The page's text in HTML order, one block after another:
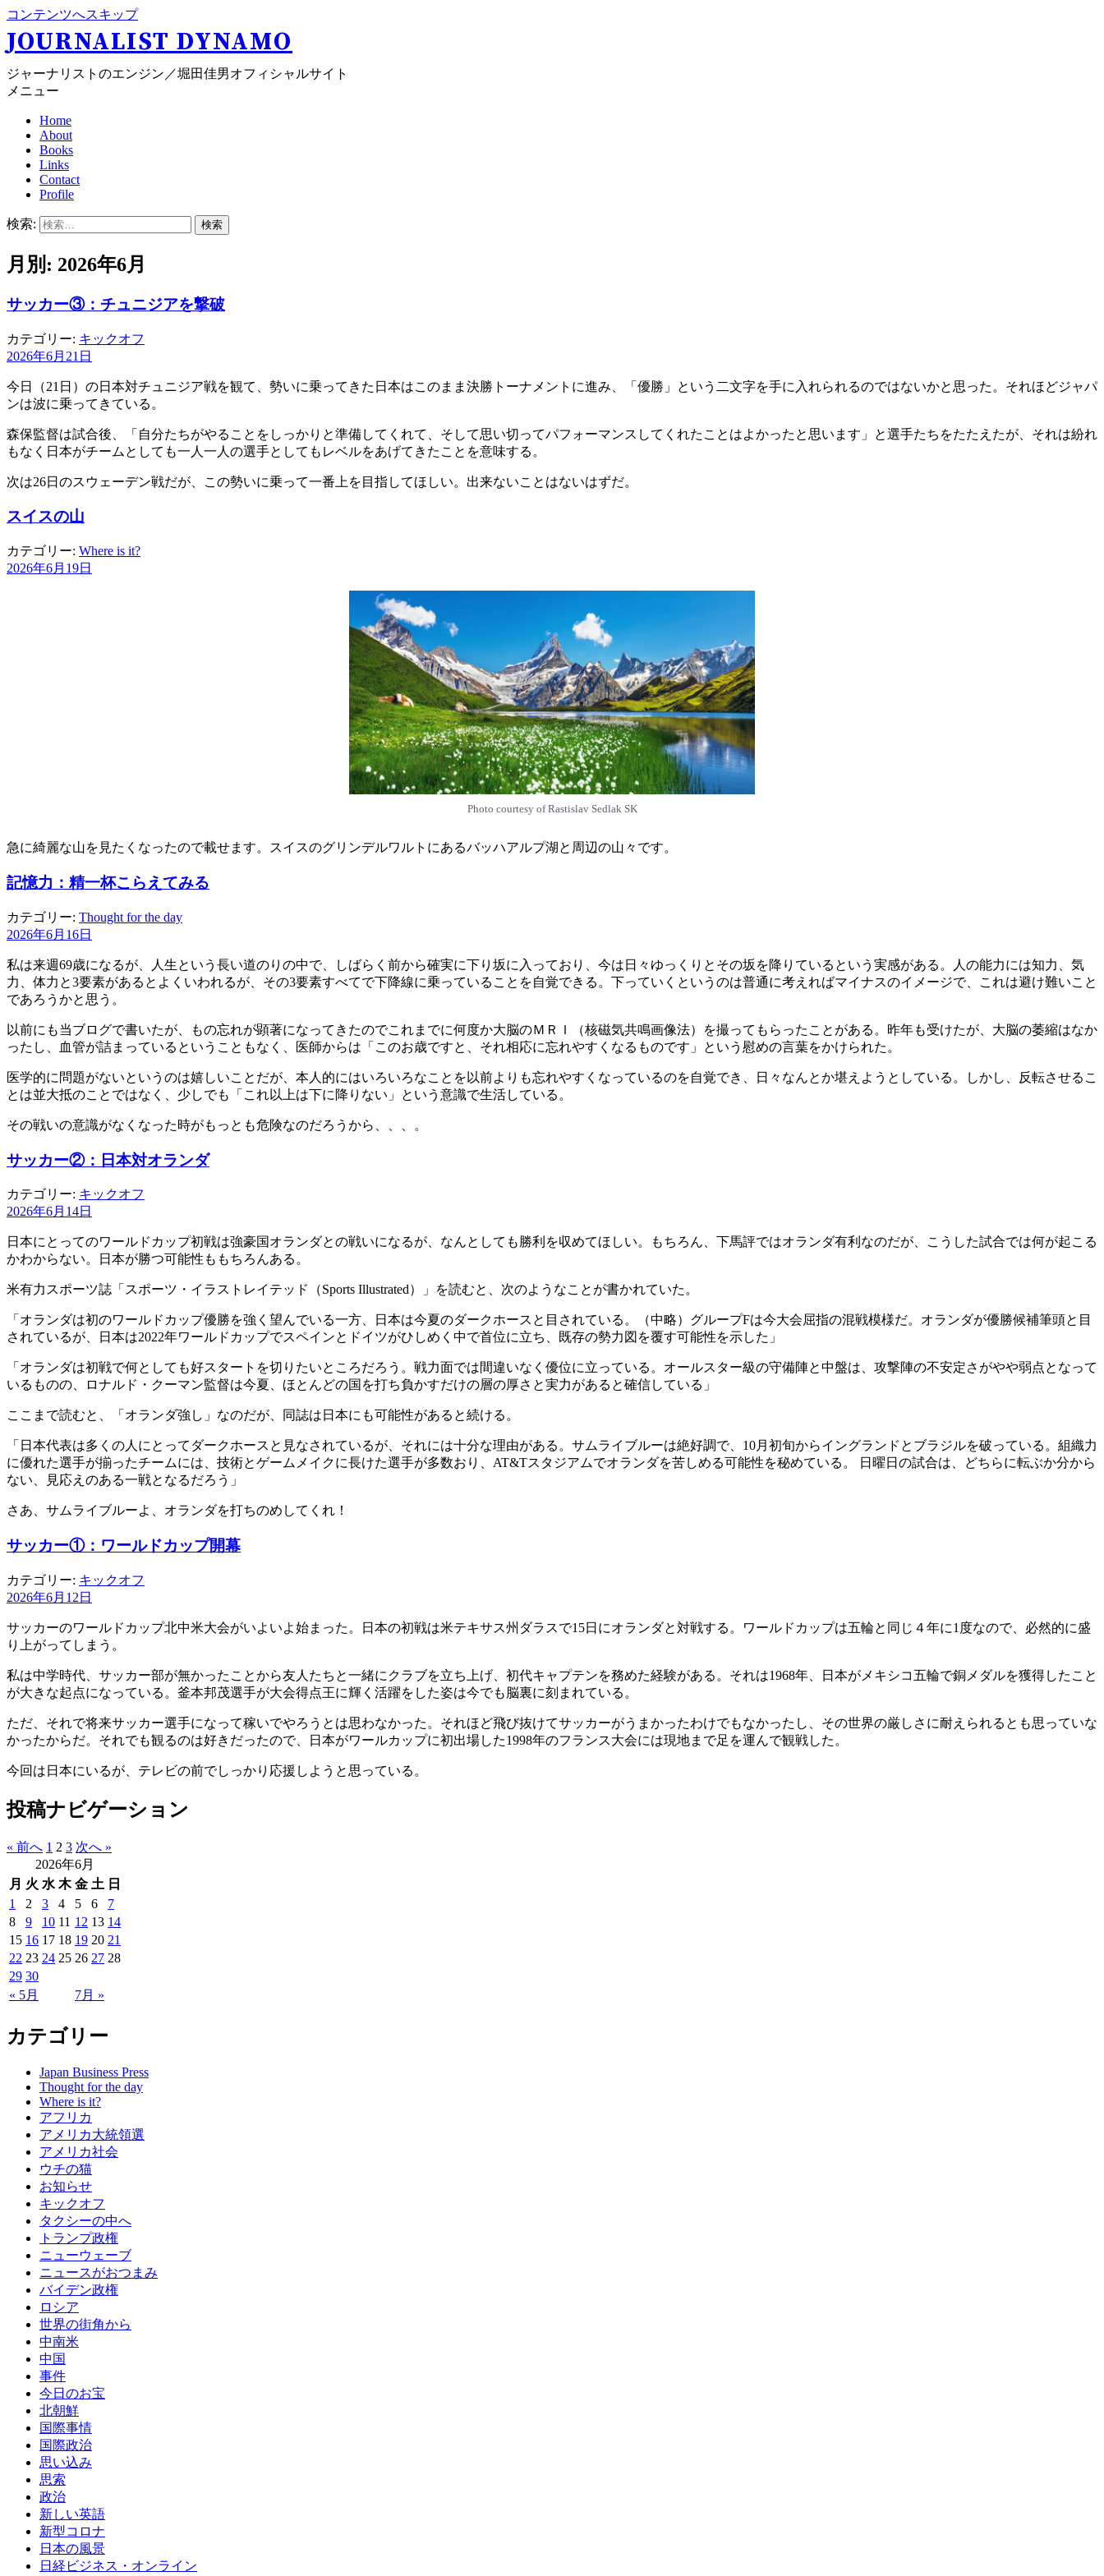
コンテンツへスキップ
JOURNALIST DYNAMO
ジャーナリストのエンジン／堀田佳男オフィシャルサイト
メニュー
Home
About
Books
Links
Contact
Profile
検索:
月別: 2026年6月
サッカー③：チュニジアを撃破
カテゴリー: キックオフ
2026年6月21日
今日（21日）の日本対チュニジア戦を観て、勢いに乗ってきた日本はこのまま決勝トーナメントに進み、「優勝」という二文字を手に入れられるのではないかと思った。それほどジャパ
ンは波に乗ってきている。
森保監督は試合後、「自分たちがやることをしっかりと準備してくれて、そして思い切ってパフォーマンスしてくれたことはよかったと思います」と選手たちをたたえたが、それは紛れ
もなく日本がチームとしても一人一人の選手としてもレベルをあげてきたことを意味する。
次は26日のスウェーデン戦だが、この勢いに乗って一番上を目指してほしい。出来ないことはないはずだ。
スイスの山
カテゴリー: Where is it?
2026年6月19日
Photo courtesy of Rastislav Sedlak SK
急に綺麗な山を見たくなったので載せます。スイスのグリンデルワルトにあるバッハアルプ湖と周辺の山々です。
記憶力：精一杯こらえてみる
カテゴリー: Thought for the day
2026年6月16日
私は来週69歳になるが、人生という長い道のりの中で、しばらく前から確実に下り坂に入っており、今は日々ゆっくりとその坂を降りているという実感がある。人の能力には知力、気
力、体力と3要素があるとよくいわれるが、その3要素すべてで下降線に乗っていることを自覚できる。下っていくというのは普通に考えればマイナスのイメージで、これは避け難いこと
であろうかと思う。
以前にも当ブログで書いたが、もの忘れが顕著になってきたのでこれまでに何度か大脳のＭＲＩ（核磁気共鳴画像法）を撮ってもらったことがある。昨年も受けたが、大脳の萎縮はなか
ったし、血管が詰まっているということもなく、医師からは「このお歳ですと、それ相応に忘れやすくなるものです」という慰めの言葉をかけられた。
医学的に問題がないというのは嬉しいことだが、本人的にはいろいろなことを以前よりも忘れやすくなっているのを自覚でき、日々なんとか堪えようとしている。しかし、反転させるこ
とは並大抵のことではなく、少しでも「これ以上は下に降りない」という意識で生活している。
その戦いの意識がなくなった時がもっとも危険なのだろうから、、、。
サッカー②：日本対オランダ
カテゴリー: キックオフ
2026年6月14日
日本にとってのワールドカップ初戦は強豪国オランダとの戦いになるが、なんとしても勝利を収めてほしい。もちろん、下馬評ではオランダ有利なのだが、こうした試合では何が起こる
かわからない。日本が勝つ可能性ももちろんある。
米有力スポーツ誌「スポーツ・イラストレイテッド（Sports Illustrated）」を読むと、次のようなことが書かれていた。
「オランダは初のワールドカップ優勝を強く望んでいる一方、日本は今夏のダークホースと目されている。（中略）グループFは今大会屈指の混戦模様だ。オランダが優勝候補筆頭と目
されているが、日本は2022年ワールドカップでスペインとドイツがひしめく中で首位に立ち、既存の勢力図を覆す可能性を示した」
「オランダは初戦で何としても好スタートを切りたいところだろう。戦力面では間違いなく優位に立っている。オールスター級の守備陣と中盤は、攻撃陣の不安定さがやや弱点となって
いるものの、ロナルド・クーマン監督は今夏、ほとんどの国を打ち負かすだけの層の厚さと実力があると確信している」
ここまで読むと、「オランダ強し」なのだが、同誌は日本にも可能性があると続ける。
「日本代表は多くの人にとってダークホースと見なされているが、それには十分な理由がある。サムライブルーは絶好調で、10月初旬からイングランドとブラジルを破っている。組織力
に優れた選手が揃ったチームには、技術とゲームメイクに長けた選手が多数おり、AT&Tスタジアムでオランダを苦しめる可能性を秘めている。 日曜日の試合は、どちらに転ぶか分から
ない、見応えのある一戦となるだろう」
さあ、サムライブルーよ、オランダを打ちのめしてくれ！
サッカー①：ワールドカップ開幕
カテゴリー: キックオフ
2026年6月12日
サッカーのワールドカップ北中米大会がいよいよ始まった。日本の初戦は米テキサス州ダラスで15日にオランダと対戦する。ワールドカップは五輪と同じ４年に1度なので、必然的に盛
り上がってしまう。
私は中学時代、サッカー部が無かったことから友人たちと一緒にクラブを立ち上げ、初代キャプテンを務めた経験がある。それは1968年、日本がメキシコ五輪で銅メダルを獲得したこと
が大きな起点になっている。釜本邦茂選手が大会得点王に輝く活躍をした姿は今でも脳裏に刻まれている。
ただ、それで将来サッカー選手になって稼いでやろうとは思わなかった。それほど飛び抜けてサッカーがうまかったわけでもなかったし、その世界の厳しさに耐えられるとも思っていな
かったからだ。それでも観るのは好きだったので、日本がワールカップに初出場した1998年のフランス大会には現地まで足を運んで観戦した。
今回は日本にいるが、テレビの前でしっかり応援しようと思っている。
投稿ナビゲーション
« 前へ 1 2 3 次へ »
2026年6月
月 火 水 木 金 土 日
« 5月 7月 »
1 2 3 4 5 6
7
8
9 10 11 12 13 14
15 16 17 18 19 20 21
22 23 24 25 26 27 28
29 30
カテゴリー
Japan Business Press
Thought for the day
Where is it?
アフリカ
アメリカ大統領選
アメリカ社会
ウチの猫
お知らせ
キックオフ
タクシーの中へ
トランプ政権
ニューウェーブ
ニュースがおつまみ
バイデン政権
ロシア
世界の街角から
中南米
中国
事件
今日のお宝
北朝鮮
国際事情
国際政治
思い込み
思索
政治
新しい英語
新型コロナ
日本の風景
日経ビジネス・オンライン